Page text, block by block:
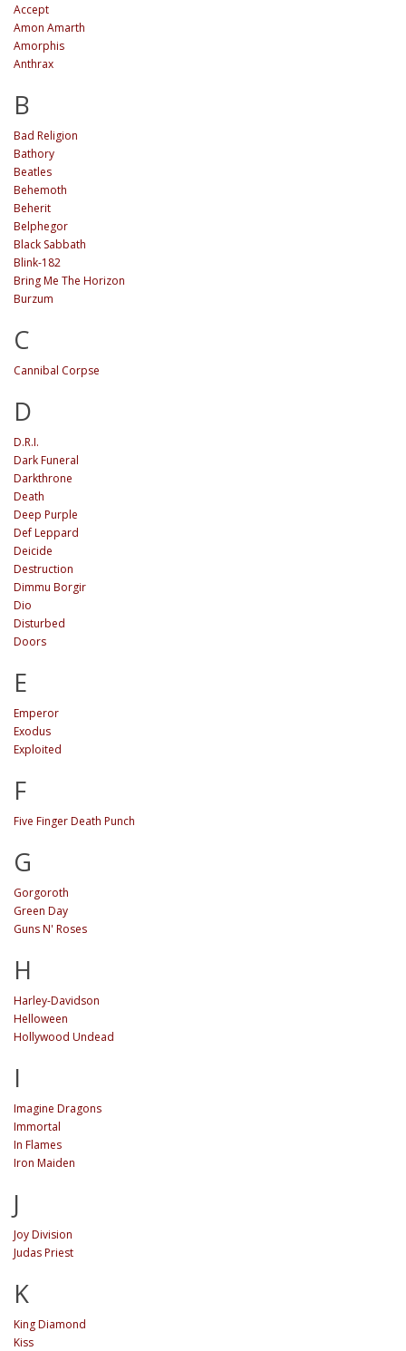
Accept
Amon Amarth
Amorphis
Anthrax
B
Bad Religion
Bathory
Beatles
Behemoth
Beherit
Belphegor
Black Sabbath
Blink-182
Bring Me The Horizon
Burzum
C
Cannibal Corpse
D
D.R.I.
Dark Funeral
Darkthrone
Death
Deep Purple
Def Leppard
Deicide
Destruction
Dimmu Borgir
Dio
Disturbed
Doors
E
Emperor
Exodus
Exploited
F
Five Finger Death Punch
G
Gorgoroth
Green Day
Guns N' Roses
H
Harley-Davidson
Helloween
Hollywood Undead
I
Imagine Dragons
Immortal
In Flames
Iron Maiden
J
Joy Division
Judas Priest
K
King Diamond
Kiss